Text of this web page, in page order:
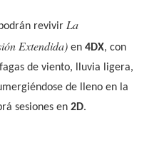
revivir La
Extendida)en 4DX, con
de viento, lluvia ligera,
de lleno en la
sesiones en 2D.